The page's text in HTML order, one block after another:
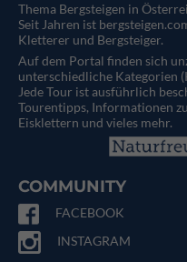
Thema Bergsteigen in
Seit Jahren ist
Kletterer und Bergsteiger.
Auf dem Portal finden sich
unterschiedliche Kategorien
Jede Tour ist ausführlich
Tourentipps, Informationen
Eisklettern und vieles mehr.
COMMUNITY
FACEBOOK
INSTAGRAM